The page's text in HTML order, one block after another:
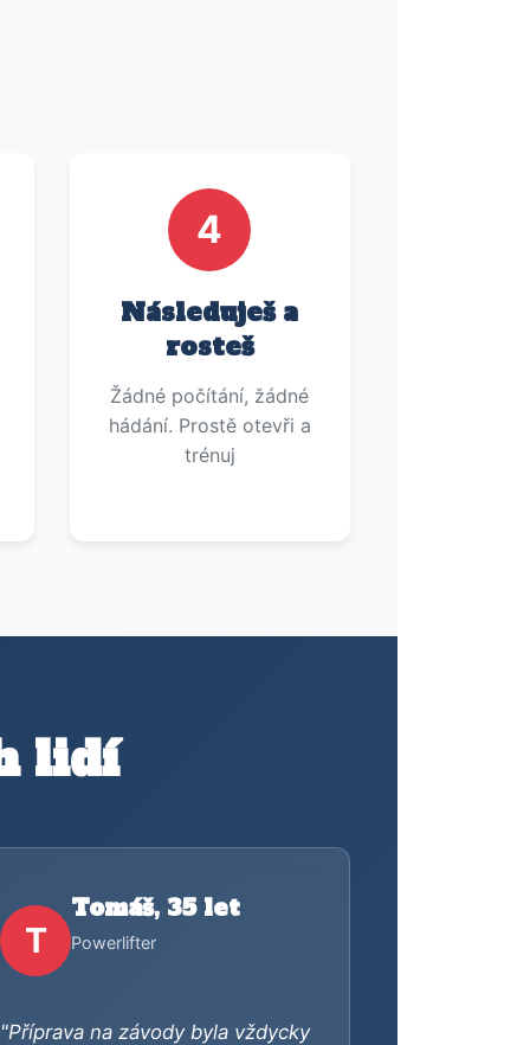
4
Následuješ a
rosteš
Žádné počítání, žádné
hádání. Prostě otevři a
trénuj
lidí
T
Tomáš, 35 let
Powerlifter
"Příprava na závody byla vždycky